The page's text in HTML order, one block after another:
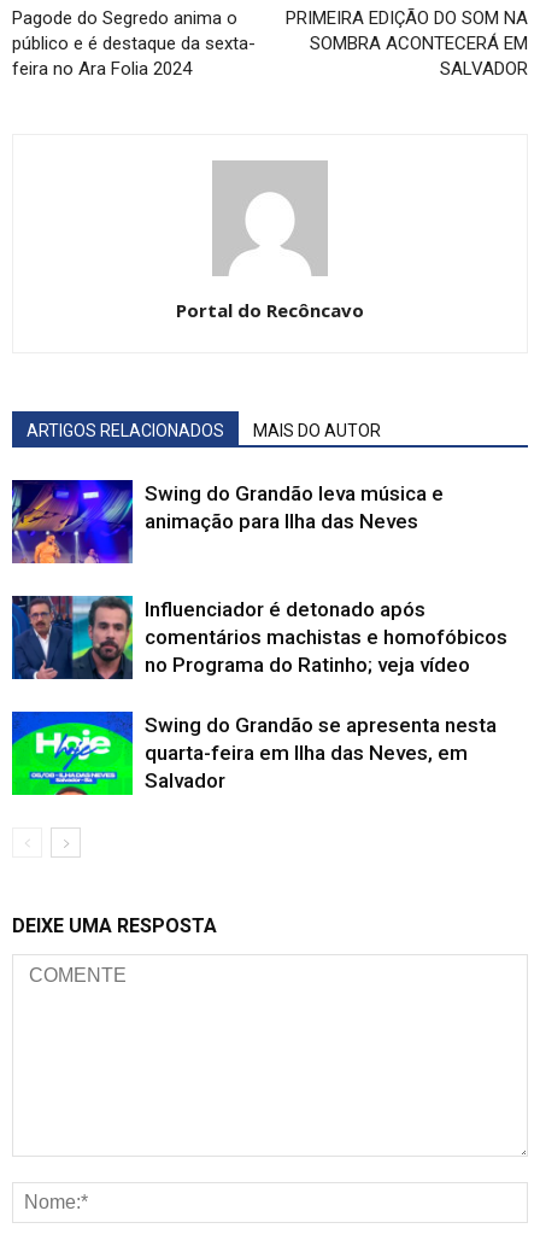
Pagode do Segredo anima o
público e é destaque da sexta-
feira no Ara Folia 2024
PRIMEIRA EDIÇÃO DO SOM NA
SOMBRA ACONTECERÁ EM
SALVADOR
Portal do Recôncavo
ARTIGOS RELACIONADOS MAIS DO AUTOR
Swing do Grandão leva música e
animação para Ilha das Neves
Influenciador é detonado após
comentários machistas e homofóbicos
no Programa do Ratinho; veja vídeo
Swing do Grandão se apresenta nesta
quarta-feira em Ilha das Neves, em
Salvador
DEIXE UMA RESPOSTA